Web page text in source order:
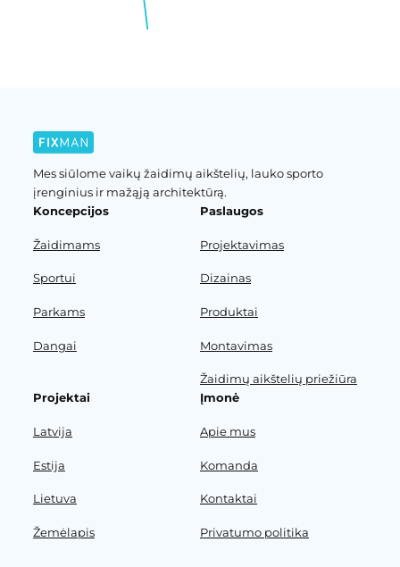
Mes siūlome vaikų žaidimų aikštelių, lauko sporto
įrenginius ir mažąją architektūrą.
Koncepcijos
Žaidimams
Sportui
Parkams
Dangai
Paslaugos
Projektavimas
Dizainas
Produktai
Montavimas
Žaidimų aikštelių priežiūra
Projektai
Latvija
Estija
Lietuva
Žemėlapis
Įmonė
Apie mus
Komanda
Kontaktai
Privatumo politika